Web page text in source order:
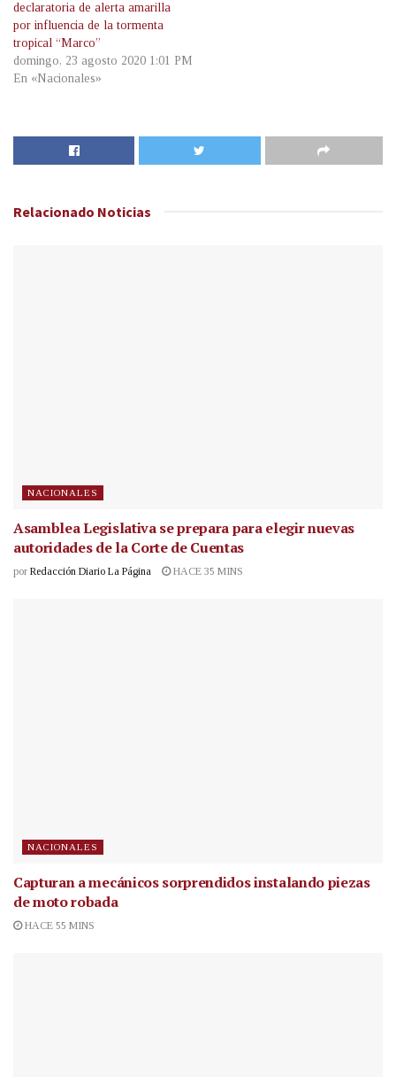
declaratoria de alerta amarilla
por influencia de la tormenta
tropical “Marco”
domingo, 23 agosto 2020 1:01 PM
En «Nacionales»
Relacionado Noticias
NACIONALES
Asamblea Legislativa se prepara para elegir nuevas
autoridades de la Corte de Cuentas
por Redacción Diario La Página HACE 35 MINS
NACIONALES
Capturan a mecánicos sorprendidos instalando piezas
de moto robada
HACE 55 MINS